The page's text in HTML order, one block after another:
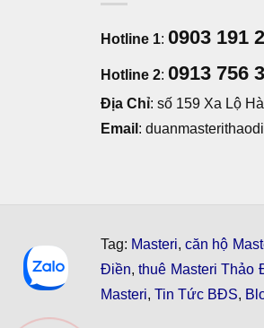
Hotline 1: 0903 191
Hotline 2: 0913 756
Địa Chỉ: số 159 Xa Lộ
Email :
Tag: Masteri,căn hộ
Điền,thuê Masteri Thảo
Masteri, Tin Tức BĐS,